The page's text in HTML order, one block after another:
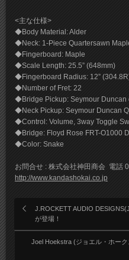
<主な仕様>
◆Body Material: Alder
◆Neck: 1-Piece Quartersawn
◆Fingerboard: Maple
◆Scale Length: 25.5” (648mm)
◆Fingerboard Radius: 12”
◆Number of Fret: 22
◆Bridge Pickup: Seymour Duncan
◆Neck Pickup: Seymour Duncan
◆Control: Volume, 3way Toggle
◆Bridge: Floyd Rose FRT-O1000
◆Color: Snake
お問合せ : 株式会社神田商会 電話
http://www.kandashokai.co.jp
J.ROCKETT AUDIO
が登場！
Joel Hoekstra (ジョエル・ホー